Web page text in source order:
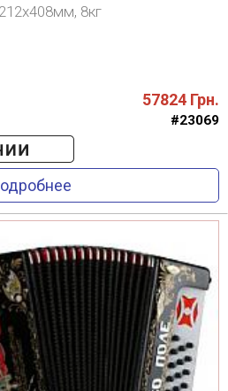
8кг
57824 Грн.
#23069